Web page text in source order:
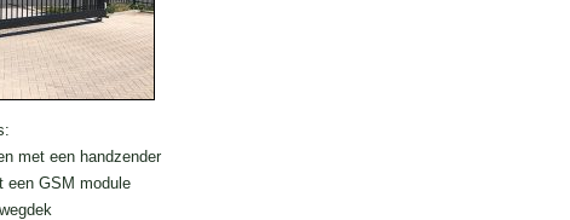
met een handzender
een GSM module